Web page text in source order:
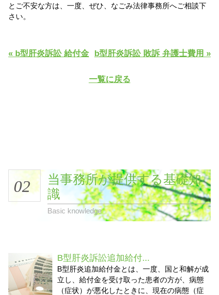
とご不安な方は、一度、ぜひ、なごみ法律事務所へご相談下
さい。
« b型肝炎訴訟 給付金 b型肝炎訴訟 敗訴 弁護士費用 »
一覧に戻る
02
当事務所が提供する基礎知
識
Basic knowledge
B型肝炎訴訟追加給付...
B型肝炎追加給付金とは、一度、国と和解が成
立し、給付金を受け取った患者の方が、病態
（症状）が悪化したときに、現在の病態（症